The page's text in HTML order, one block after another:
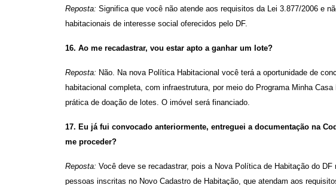
Reposta: Significa que você não atende aos requisitos da Lei 3.877/2006 e
habitacionais de interesse social oferecidos pelo DF.
16. Ao me recadastrar, vou estar apto a ganhar um lote?
Reposta: Não. Na nova Política Habitacional você terá a oportunidade de
habitacional completa, com infraestrutura, por meio do Programa Minha
prática de doação de lotes. O imóvel será financiado.
17. Eu já fui convocado anteriormente, entreguei a documentação na
me proceder?
Reposta: Você deve se recadastrar, pois a Nova Política de Habitação do
pessoas inscritas no Novo Cadastro de Habitação, que atendam aos